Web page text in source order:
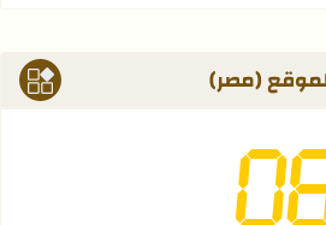
(مصر)